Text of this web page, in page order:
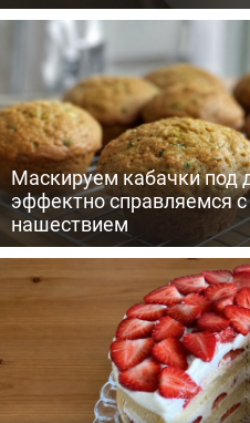
Маскируем кабачки под
эффектно справляемся
нашествием